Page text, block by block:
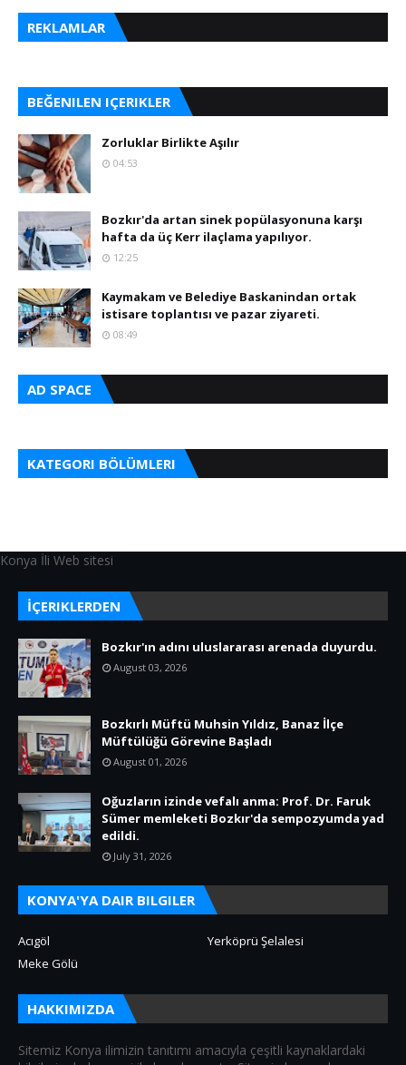
REKLAMLAR
BEĞENILEN IÇERIKLER
Zorluklar Birlikte Aşılır
04:53
Bozkır'da artan sinek popülasyonuna karşı
hafta da üç Kerr ilaçlama yapılıyor.
12:25
Kaymakam ve Belediye Baskanindan ortak
istisare toplantısı ve pazar ziyareti.
08:49
AD SPACE
KATEGORI BÖLÜMLERI
Konya İli Web sitesi
İÇERIKLERDEN
Bozkır'ın adını uluslararası arenada duyurdu.
August 03, 2026
Bozkırlı Müftü Muhsin Yıldız, Banaz İlçe
Müftülüğü Görevine Başladı
August 01, 2026
Oğuzların izinde vefalı anma: Prof. Dr. Faruk
Sümer memleketi Bozkır'da sempozyumda yad
edildi.
July 31, 2026
KONYA'YA DAIR BILGILER
Acıgöl
Yerköprü Şelalesi
Meke Gölü
HAKKIMIZDA
Sitemiz Konya ilimizin tanıtımı amacıyla çeşitli kaynaklardaki